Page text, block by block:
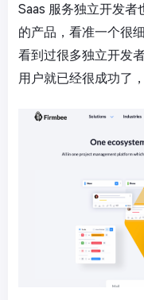
Saas 服务独立开发者
的产品，看准一个很
看到过很多独立开发
用户就已经很成功了